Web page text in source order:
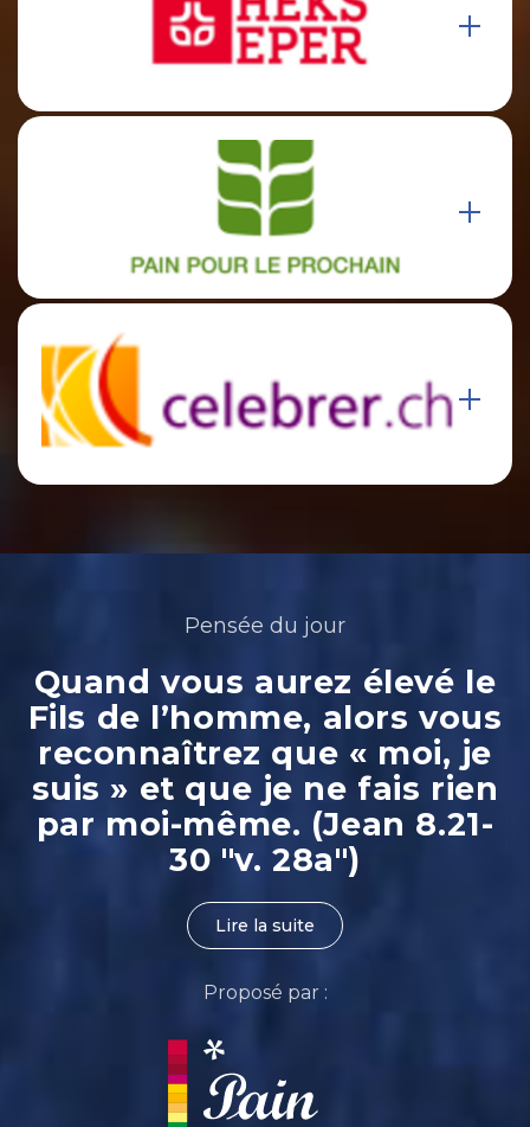
Pensée du jour
Quand vous aurez élevé le
Fils de l’homme, alors vous
reconnaîtrez que « moi, je
suis » et que je ne fais rien
par moi-même. (Jean 8.21-
30 "v. 28a")
Lire la suite
Proposé par :